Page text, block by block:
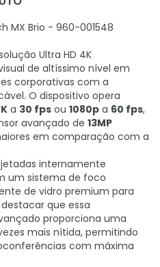
MX Brio - 960-001548
Ultra HD 4K
de altíssimo nível em
corporativas com a
O dispositivo opera
a 30 fps ou 1080p a 60 fps,
avançado de 13MP
em comparação com a
internamente
um sistema de foco
de vidro premium para
que essa
proporciona uma
mais nítida, permitindo
com máxima